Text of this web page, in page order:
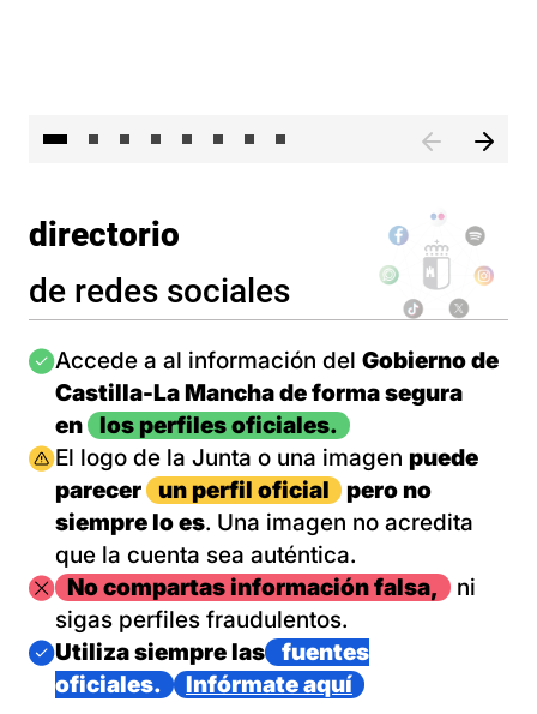
directorio
de redes sociales
Imagen
Accede a al información del Gobierno de
Castilla-La Mancha de forma segura
en
los perfiles oficiales.
Imagen
El logo de la Junta o una imagen puede
parecer
un perfil oficial
pero no
siempre lo es. Una imagen no acredita
que la cuenta sea auténtica.
ImagenNo compartas información falsa,
ni
sigas perfiles fraudulentos.
Imagen
Utiliza siempre las
fuentes
oficiales.
Infórmate aquí